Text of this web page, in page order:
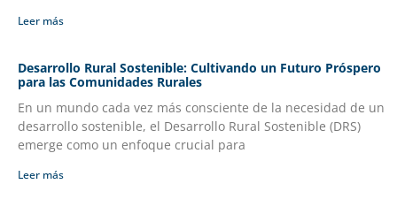
Leer más
Desarrollo Rural Sostenible: Cultivando un Futuro Próspero
para las Comunidades Rurales
En un mundo cada vez más consciente de la necesidad de un
desarrollo sostenible, el Desarrollo Rural Sostenible (DRS)
emerge como un enfoque crucial para
Leer más